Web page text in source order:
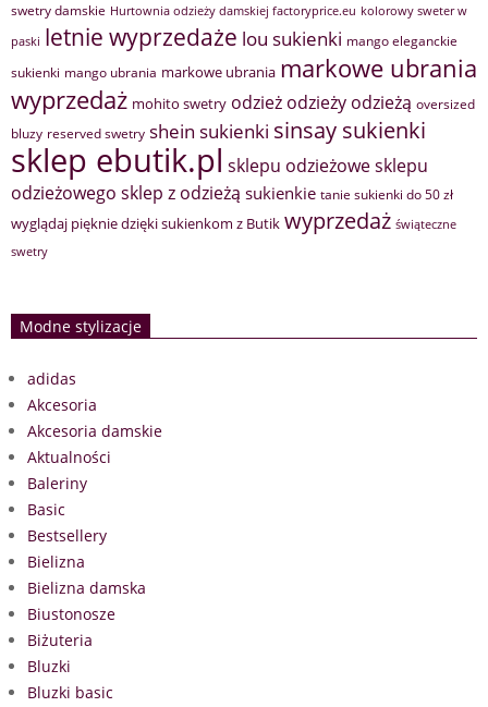
swetry damskie Hurtownia odzieży damskiej factoryprice.eu kolorowy sweter w
paski letnie wyprzedaże lou sukienki mango eleganckie
sukienki mango ubrania markowe ubrania markowe ubrania
wyprzedaż mohito swetry odzież odzieży odzieżą oversized
bluzy reserved swetry shein sukienki sinsay sukienki
sklep ebutik.pl sklepu odzieżowesklepu
odzieżowego sklep z odzieżą sukienkie tanie sukienki do 50 zł
wyglądaj pięknie dzięki sukienkom z Butik wyprzedaż świąteczne
swetry
Modne stylizacje
adidas
Akcesoria
Akcesoria damskie
Aktualności
Baleriny
Basic
Bestsellery
Bielizna
Bielizna damska
Biustonosze
Biżuteria
Bluzki
Bluzki basic